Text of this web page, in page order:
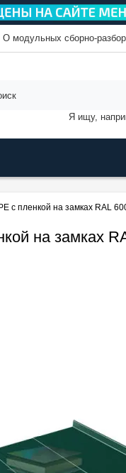
О модульных сборно-
Я ищу,
с пленкой на замках RAL
на замках